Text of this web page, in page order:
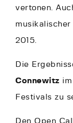
vertonen.
2015.
Die
Connewitz
Festivals zu
Den Open